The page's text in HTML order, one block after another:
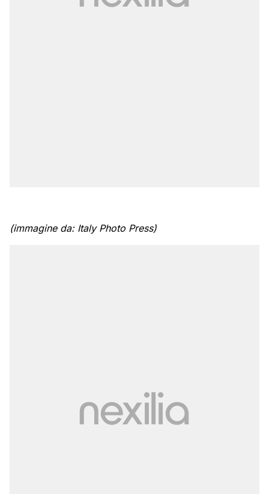
(immagine da: Italy Photo Press)